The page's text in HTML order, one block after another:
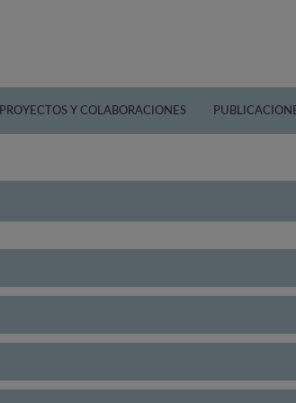
PROYECTOS Y COLABORACIONES